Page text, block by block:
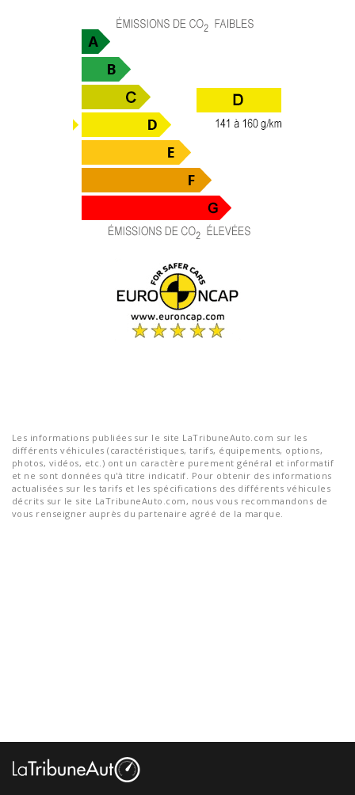
Les informations publiées sur le site LaTribuneAuto.com sur les
différents véhicules (caractéristiques, tarifs, équipements, options,
photos, vidéos, etc.) ont un caractère purement général et informatif
et ne sont données qu'à titre indicatif. Pour obtenir des informations
actualisées sur les tarifs et les spécifications des différents véhicules
décrits sur le site LaTribuneAuto.com, nous vous recommandons de
vous renseigner auprès du partenaire agréé de la marque.